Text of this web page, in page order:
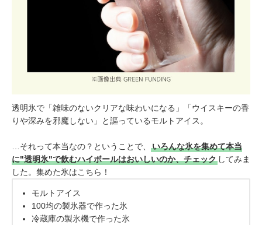
透明氷で「雑味のないクリアな味わいになる」「ウイスキーの香
りや深みを邪魔しない」と謳っているモルトアイス。
…それって本当なの？ということで、
いろんな氷を集めて本当
に"透明氷"で飲むハイボールはおいしいのか、チェック してみま
した。集めた氷はこちら！
モルトアイス
100均の製氷器で作った氷
冷蔵庫の製氷機で作った氷